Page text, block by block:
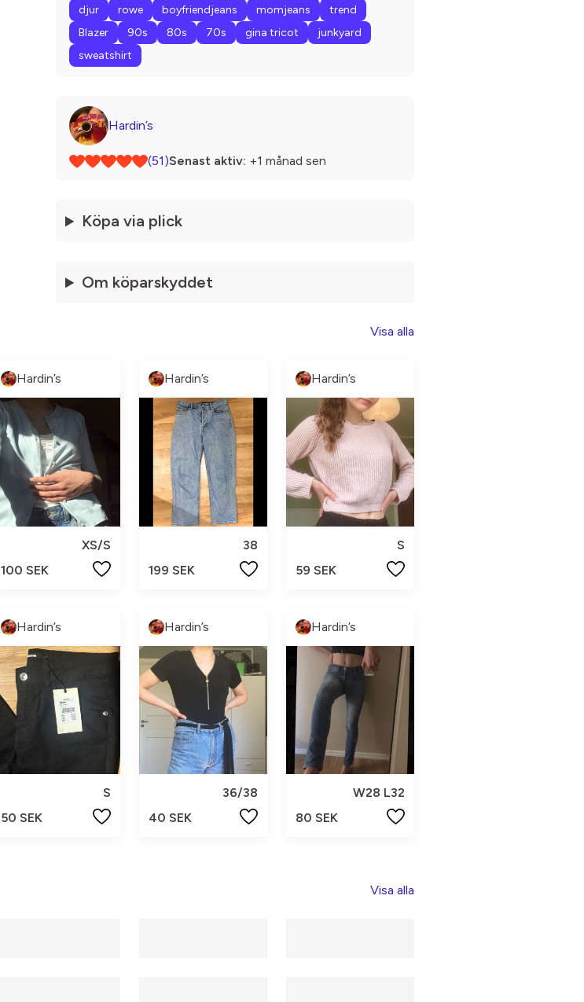
djur
rowe boyfriendjeans momjeans
trend
Blazer
90s 80s 70s gina tricot
junkyard
sweatshirt
Hardin’s
(51)Senast aktiv: +1 månad sen
Köpa via plick
Om köparskyddet
Visa alla
Hardin’s
XS/S
100 SEK
Hardin’s
38
199 SEK
Hardin’s
S
59 SEK
Hardin’s
S
50 SEK
Hardin’s
36/38
40 SEK
Hardin’s
W28 L32
80 SEK
Visa alla